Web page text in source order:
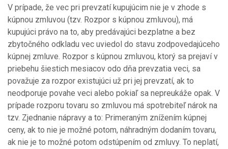
V prípade, že vec pri prevzatí kupujúcim nie je v zhode s
kúpnou zmluvou (tzv. Rozpor s kúpnou zmluvou), má
kupujúci právo na to, aby predávajúci bezplatne a bez
zbytočného odkladu vec uviedol do stavu zodpovedajúceho
kúpnej zmluve. Rozpor s kúpnou zmluvou, ktorý sa prejaví v
priebehu šiestich mesiacov odo dňa prevzatia veci, sa
považuje za rozpor existujúci už pri jej prevzatí, ak to
neodporuje povahe veci alebo pokiaľ sa nepreukáže opak. V
prípade rozporu tovaru so zmluvou má spotrebiteľ nárok na
tzv. Zjednanie nápravy a to: Primeraným znížením kúpnej
ceny, ak to nie je možné potom, náhradným dodaním tovaru,
ak nie je to možné potom odstúpením od zmluvy. To neplatí,